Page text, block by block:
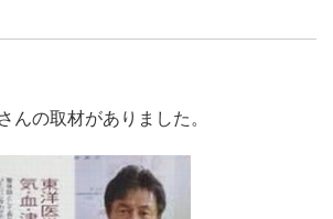
んの取材がありました。